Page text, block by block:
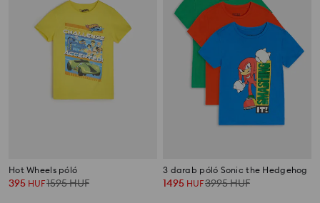
Hot Wheels póló
395 HUF1595HUF
3 darab póló Sonic the Hedgehog
1495 HUF3995HUF